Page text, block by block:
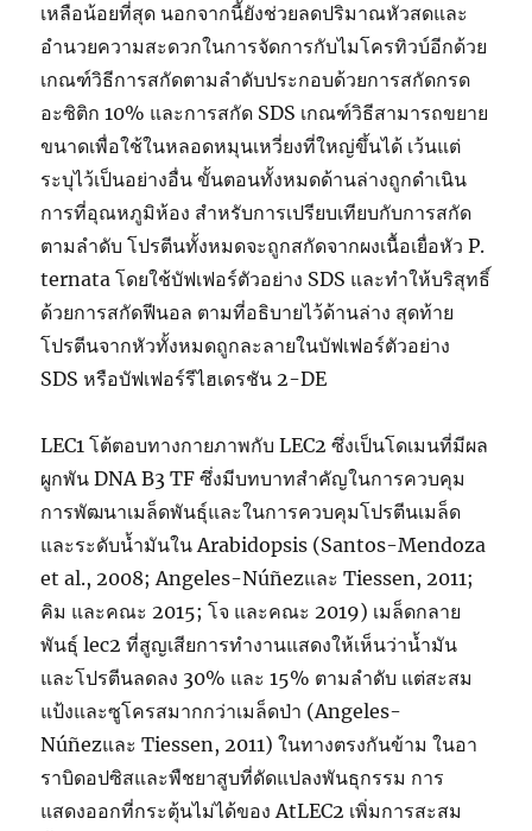
เหลือน้อยที่สุด นอกจากนี้ยังช่วยลดปริมาณหัวสดและ
อำนวยความสะดวกในการจัดการกับไมโครทิวบ์อีกด้วย
เกณฑ์วิธีการสกัดตามลำดับประกอบด้วยการสกัดกรด
อะซิติก 10% และการสกัด SDS เกณฑ์วิธีสามารถขยาย
ขนาดเพื่อใช้ในหลอดหมุนเหวี่ยงที่ใหญ่ขึ้นได้ เว้นแต่
ระบุไว้เป็นอย่างอื่น ขั้นตอนทั้งหมดด้านล่างถูกดำเนิน
การที่อุณหภูมิห้อง สำหรับการเปรียบเทียบกับการสกัด
ตามลำดับ โปรตีนทั้งหมดจะถูกสกัดจากผงเนื้อเยื่อหัว P.
ternata โดยใช้บัฟเฟอร์ตัวอย่าง SDS และทำให้บริสุทธิ์
ด้วยการสกัดฟีนอล ตามที่อธิบายไว้ด้านล่าง สุดท้าย
โปรตีนจากหัวทั้งหมดถูกละลายในบัฟเฟอร์ตัวอย่าง
SDS หรือบัฟเฟอร์รีไฮเดรชัน 2-DE
LEC1 โต้ตอบทางกายภาพกับ LEC2 ซึ่งเป็นโดเมนที่มีผล
ผูกพัน DNA B3 TF ซึ่งมีบทบาทสำคัญในการควบคุม
การพัฒนาเมล็ดพันธุ์และในการควบคุมโปรตีนเมล็ด
และระดับน้ำมันใน Arabidopsis (Santos-Mendoza
et al., 2008; Angeles-Núñezและ Tiessen, 2011;
คิม และคณะ 2015; โจ และคณะ 2019) เมล็ดกลาย
พันธุ์ lec2 ที่สูญเสียการทำงานแสดงให้เห็นว่าน้ำมัน
และโปรตีนลดลง 30% และ 15% ตามลำดับ แต่สะสม
แป้งและซูโครสมากกว่าเมล็ดป่า (Angeles-
Núñezและ Tiessen, 2011) ในทางตรงกันข้าม ในอา
ราบิดอปซิสและพืชยาสูบที่ดัดแปลงพันธุกรรม การ
แสดงออกที่กระตุ้นไม่ได้ของ AtLEC2 เพิ่มการสะสม